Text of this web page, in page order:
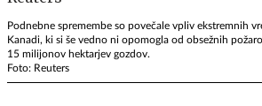
Podnebne spremembe so povečale vpliv ekstremnih
Kanadi, ki si še vedno ni opomogla od obsežnih
15 milijonov hektarjev gozdov.
Foto: Reuters